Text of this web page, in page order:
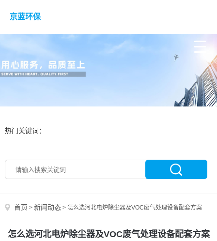
京蓝环保
热门关键词：
首页 > 新闻动态 > 怎么选河北电炉除尘器及VOC废气处理设备配套方案
怎么选河北电炉除尘器及VOC废气处理设备配套方案